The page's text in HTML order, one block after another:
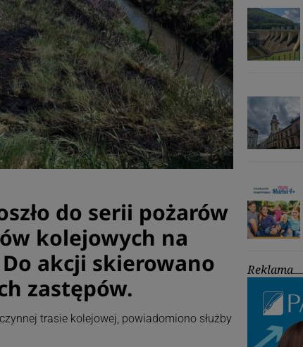
do serii pożarów
kolejowych na
akcji skierowano
zastępów.
trasie kolejowej, powiadomiono służby
Reklama